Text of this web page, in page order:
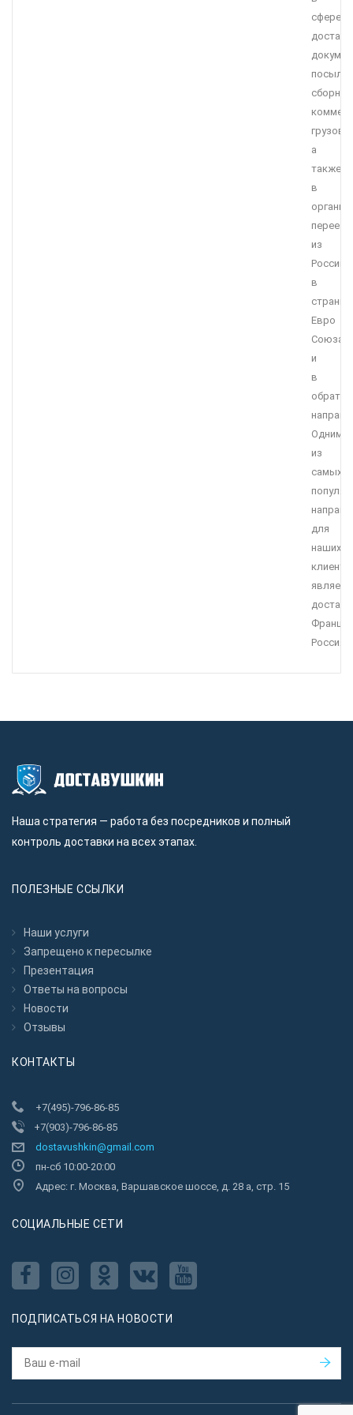
сфере
сборных
грузов,
а
также
в
из
России
в
страны
Евро
Союза
и
в
Одним
из
самых
для
наших
Россия.
Наша стратегия — работа без посредников и полный
контроль доставки на всех этапах.
ПОЛЕЗНЫЕ ССЫЛКИ
Наши услуги
Запрещено к пересылкe
Презентация
Ответы на вопросы
Новости
Отзывы
КОНТАКТЫ
+7(495)-796-86-85
+7(903)-796-86-85
dostavushkin@gmail.com
пн-сб 10:00-20:00
Адрес: г. Москва, Варшавское шоссе, д. 28 а, стр. 15
CОЦИАЛЬНЫЕ СЕТИ
ПОДПИСАТЬСЯ НА НОВОСТИ